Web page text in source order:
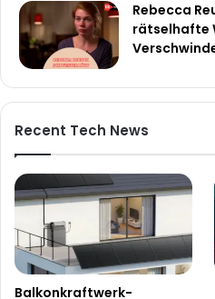
Rebecca
rätselhafte
Recent Tech News
Balkonkraftwerk-